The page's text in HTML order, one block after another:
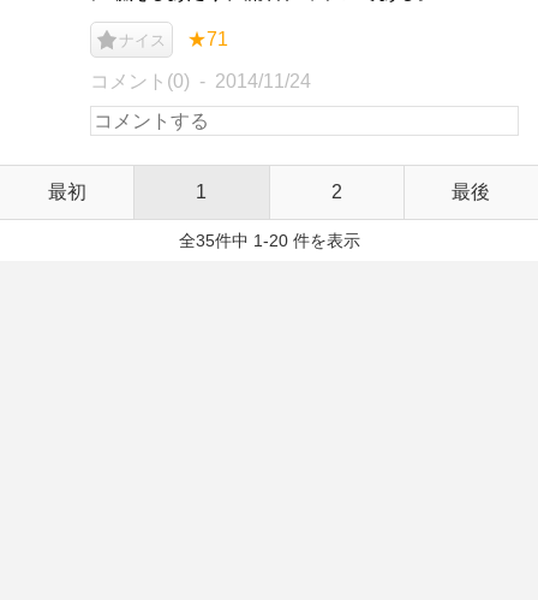
ナイス ★71
コメント(0) 2014/11/24
最初 1 2 最後
全35件中 1-20 件を表示